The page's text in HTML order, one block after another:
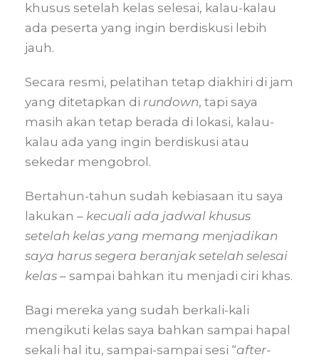
khusus setelah kelas selesai, kalau-kalau
ada peserta yang ingin berdiskusi lebih
jauh.
Secara resmi, pelatihan tetap diakhiri di jam
yang ditetapkan di rundown, tapi saya
masih akan tetap berada di lokasi, kalau-
kalau ada yang ingin berdiskusi atau
sekedar mengobrol.
Bertahun-tahun sudah kebiasaan itu saya
lakukan – kecuali ada jadwal khusus
setelah kelas yang memang menjadikan
saya harus segera beranjak setelah selesai
kelas – sampai bahkan itu menjadi ciri khas.
Bagi mereka yang sudah berkali-kali
mengikuti kelas saya bahkan sampai hapal
sekali hal itu, sampai-sampai sesi “after-